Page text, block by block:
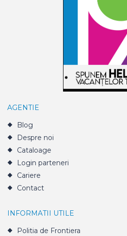
AGENTIE
Blog
Despre noi
Cataloage
Login parteneri
Cariere
Contact
INFORMATII UTILE
Politia de Frontiera